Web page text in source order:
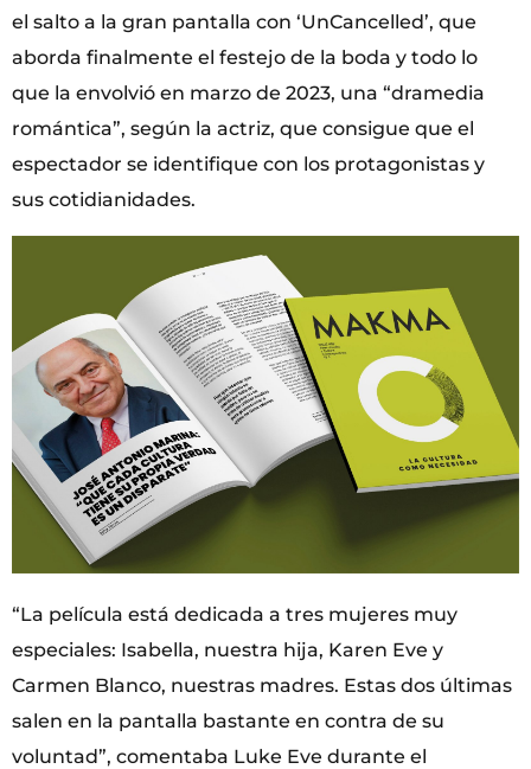
el salto a la gran pantalla con ‘UnCancelled’, que
aborda finalmente el festejo de la boda y todo lo
que la envolvió en marzo de 2023, una “dramedia
romántica”, según la actriz, que consigue que el
espectador se identifique con los protagonistas y
sus cotidianidades.
“La película está dedicada a tres mujeres muy
especiales: Isabella, nuestra hija, Karen Eve y
Carmen Blanco, nuestras madres. Estas dos últimas
salen en la pantalla bastante en contra de su
voluntad”, comentaba Luke Eve durante el